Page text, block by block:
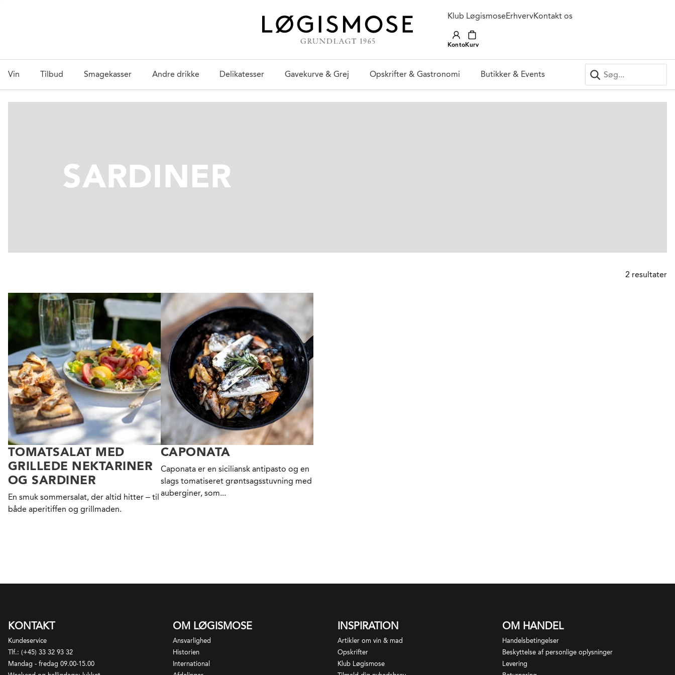
Klub LøgismoseErhvervKontakt os
KontoKurv
Vin Tilbud Smagekasser Andre drikke Delikatesser Gavekurve & Grej Opskrifter & Gastronomi Butikker & Events
SARDINER
2 resultater
TOMATSALAT MED
GRILLEDE NEKTARINER
OG SARDINER
En smuk sommersalat, der altid hitter – til
både aperitiffen og grillmaden.
CAPONATA
Caponata er en siciliansk antipasto og en
slags tomatiseret grøntsagsstuvning med
auberginer, som...
KONTAKT
Kundeservice
Tlf.: (+45) 33 32 93 32
Mandag - fredag 09.00-15.00
OM LØGISMOSE
Ansvarlighed
Historien
International
INSPIRATION
Artikler om vin & mad
Opskrifter
Klub Løgismose
OM HANDEL
Handelsbetingelser
Beskyttelse af personlige oplysninger
Levering